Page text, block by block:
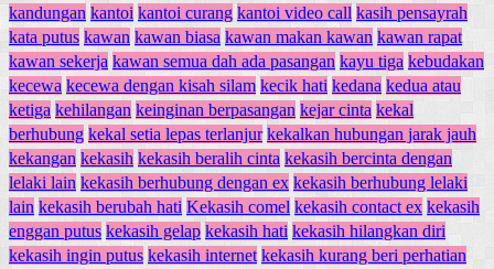
kandungan kantoi kantoi curang kantoi video call kasih pensayrah
kata putus kawan kawan biasa kawan makan kawan kawan rapat
kawan sekerja kawan semua dah ada pasangan kayu tiga kebudakan
kecewa kecewa dengan kisah silam kecik hati kedana kedua atau
ketiga kehilangan keinginan berpasangan kejar cinta kekal
berhubung kekal setia lepas terlanjur kekalkan hubungan jarak jauh
kekangan kekasih kekasih beralih cinta kekasih bercinta dengan
lelaki lain kekasih berhubung dengan ex kekasih berhubung lelaki
lain kekasih berubah hati Kekasih comel kekasih contact ex kekasih
enggan putus kekasih gelap kekasih hati kekasih hilangkan diri
kekasih ingin putus kekasih internet kekasih kurang beri perhatian